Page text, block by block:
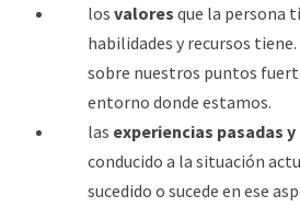
los valores que la persona
habilidades y recursos
sobre nuestros puntos
entorno donde estamos.
las experiencias pasadas
conducido a la situación
sucedido o sucede en ese